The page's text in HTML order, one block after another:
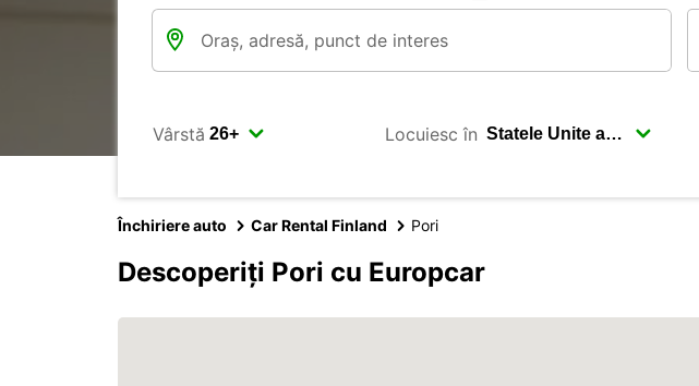
Vârstă Locuiesc în
Închiriere auto Car Rental Finland Pori
Descoperiți Pori cu Europcar